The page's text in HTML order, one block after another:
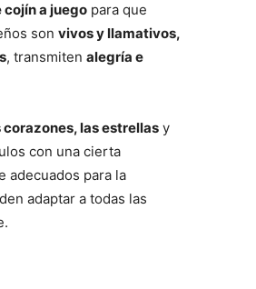
cojín a juego para que
son vivos y llamativos,
, transmiten alegría e
corazones, las estrellas y
con una cierta
adecuados para la
adaptar a todas las